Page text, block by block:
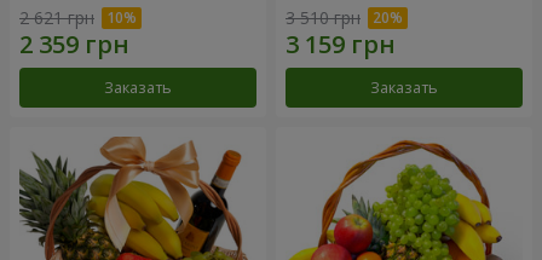
2 621 грн
Заказать
3 510 грн
Заказать